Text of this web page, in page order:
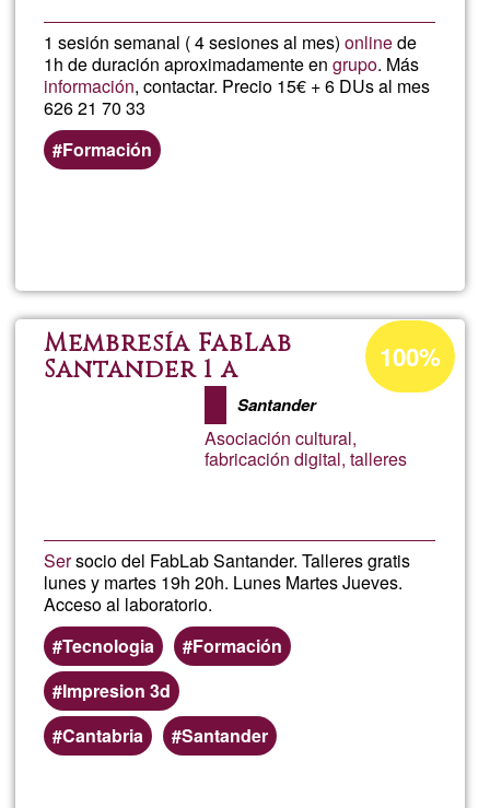
1 sesión semanal ( 4 sesiones al mes)onlinede
1h de duración aproximadamente engrupo. Más
información, contactar. Precio 15€ + 6 DUs al mes
626 21 70 33
Formación
Curso
de
Membresía FabLab
Santander 1 a
Santander
Asociación cultural,
fabricación digital, talleres
Sersocio del FabLab Santander. Talleres gratis
lunes y martes 19h 20h. Lunes Martes Jueves.
Acceso al laboratorio.
Tecnologia
Formación
Impresion 3d
Cantabria
Santander
Porcentaje
de
aceptación
G1
100%